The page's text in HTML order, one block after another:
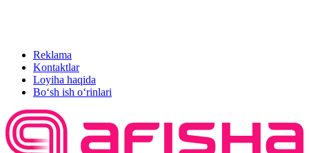
Reklama
Kontaktlar
Loyiha haqida
Bo‘sh ish o‘rinlari